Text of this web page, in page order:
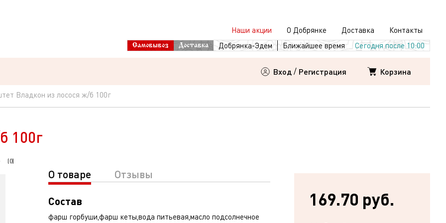
Наши акции О Добрянке Доставка Контакты
Самовывоз Доставка Добрянка-Эдем Ближайшее время Сегодня после 10:00
Вход / Регистрация Корзина
Владкон из лосося ж/б 100г
100г
(0)
О товаре
Отзывы
Состав
фарш горбуши,фарш кеты,вода питьевая,масло подсолнечное
169.70 руб.